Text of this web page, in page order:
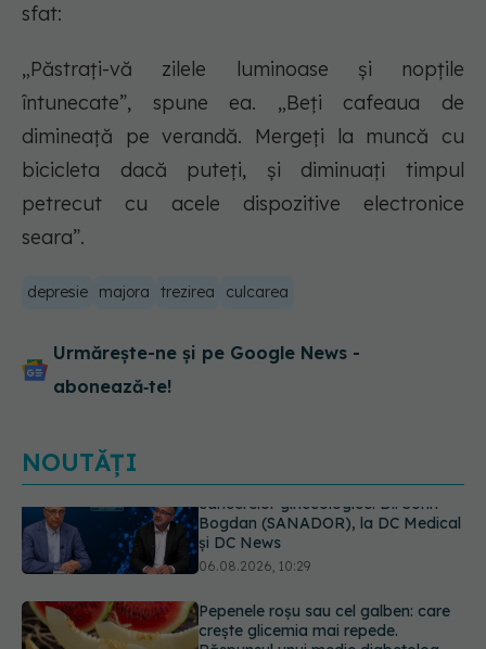
sfat:
„Păstrați-vă zilele luminoase și nopțile
întunecate”, spune ea. „Beți cafeaua de
dimineață pe verandă. Mergeți la muncă cu
bicicleta dacă puteți, și diminuați timpul
petrecut cu acele dispozitive electronice
seara”.
depresie majora trezirea culcarea
Urmărește-ne și pe Google News -
abonează‑te!
NOUTĂȚI
Pepenele roșu sau cel galben: care
crește glicemia mai repede.
Răspunsul unui medic diabetolog
06.08.2026, 09:36